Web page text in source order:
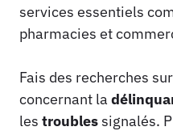
services essentiels
pharmacies et
Fais des recherches
concernant la
les troublessignalés.